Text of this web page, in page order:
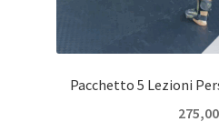
Pacchetto 5 Lezioni
275,00